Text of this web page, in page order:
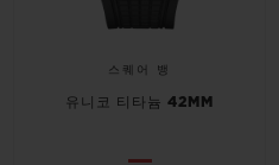
스퀘어 뱅
유니코 티타늄 42MM